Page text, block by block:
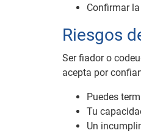
Confirmar
Riesgos
Ser fiador o
acepta por
Puedes
Tu
Un